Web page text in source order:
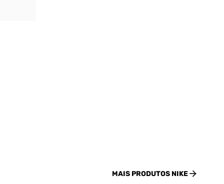
MAIS PRODUTOS NIKE